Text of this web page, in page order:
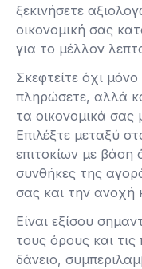
ξεκινήσετε
οικονομική σας
για το μέλλον
Σκεφτείτε όχι
πληρώσετε, αλλά
τα οικονομικά
Επιλέξτε μεταξύ
επιτοκίων με βάση
συνθήκες της
σας και την ανοχή
Είναι εξίσου
τους όρους και
δάνειο,